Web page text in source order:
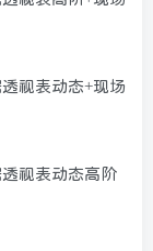
视表动态+现场
视表动态高阶